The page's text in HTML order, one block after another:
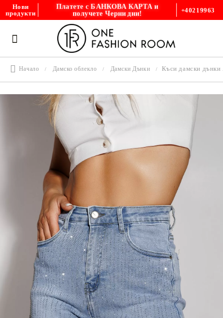
Нови
продукти
Платете с БАНКОВА КАРТА и
получете Черни дни! +40219963
Начало Дамско облекло Дамски Дънки Къси дамски